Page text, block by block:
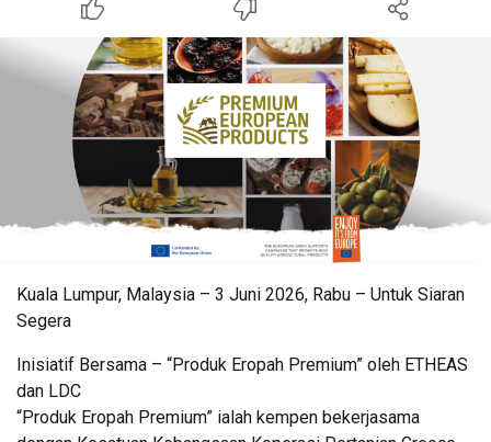
Kuala Lumpur, Malaysia – 3 Juni 2026, Rabu – Untuk Siaran
Segera
Inisiatif Bersama – “Produk Eropah Premium” oleh ETHEAS
dan LDC
“Produk Eropah Premium” ialah kempen bekerjasama